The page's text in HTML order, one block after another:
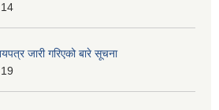
जारी गरिएको बारे सूचना